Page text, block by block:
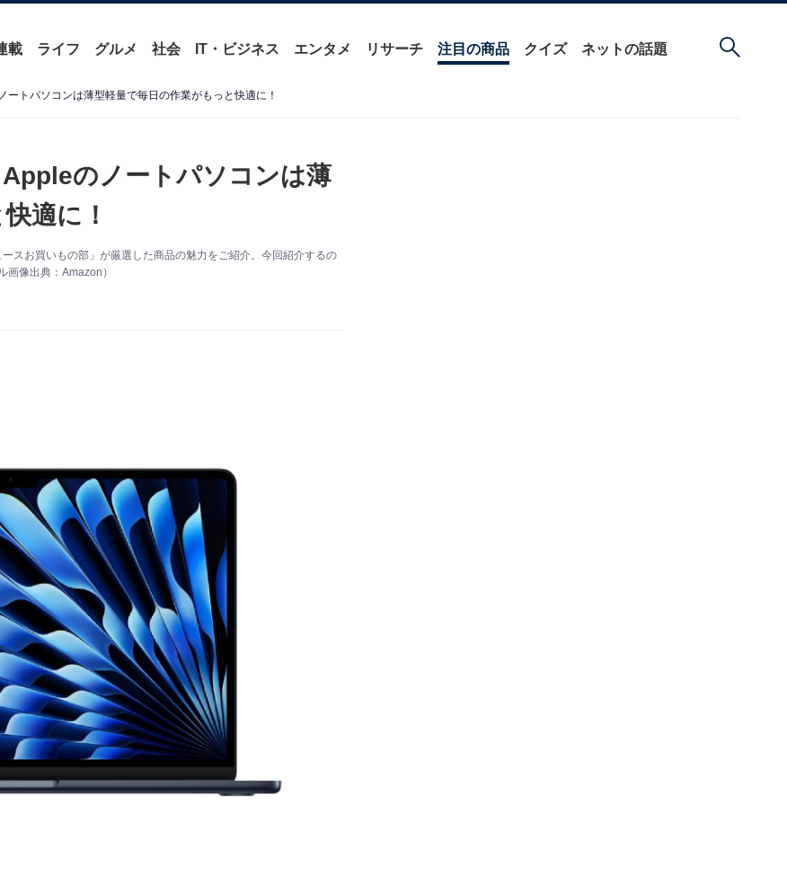
載 ライフ グルメ 社会 IT・ビジネス エンタメ リサーチ 注目の商品 クイズ ネットの話題
トパソコンは薄型軽量で毎日の作業がもっと快適に！
のノートパソコンは薄
適に！
スお買いもの部」が厳選した商品の魅力をご紹介。今回紹介するの
像出典：Amazon）